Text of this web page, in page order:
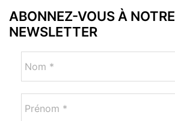
ABONNEZ-VOUS À NOTRE
NEWSLETTER